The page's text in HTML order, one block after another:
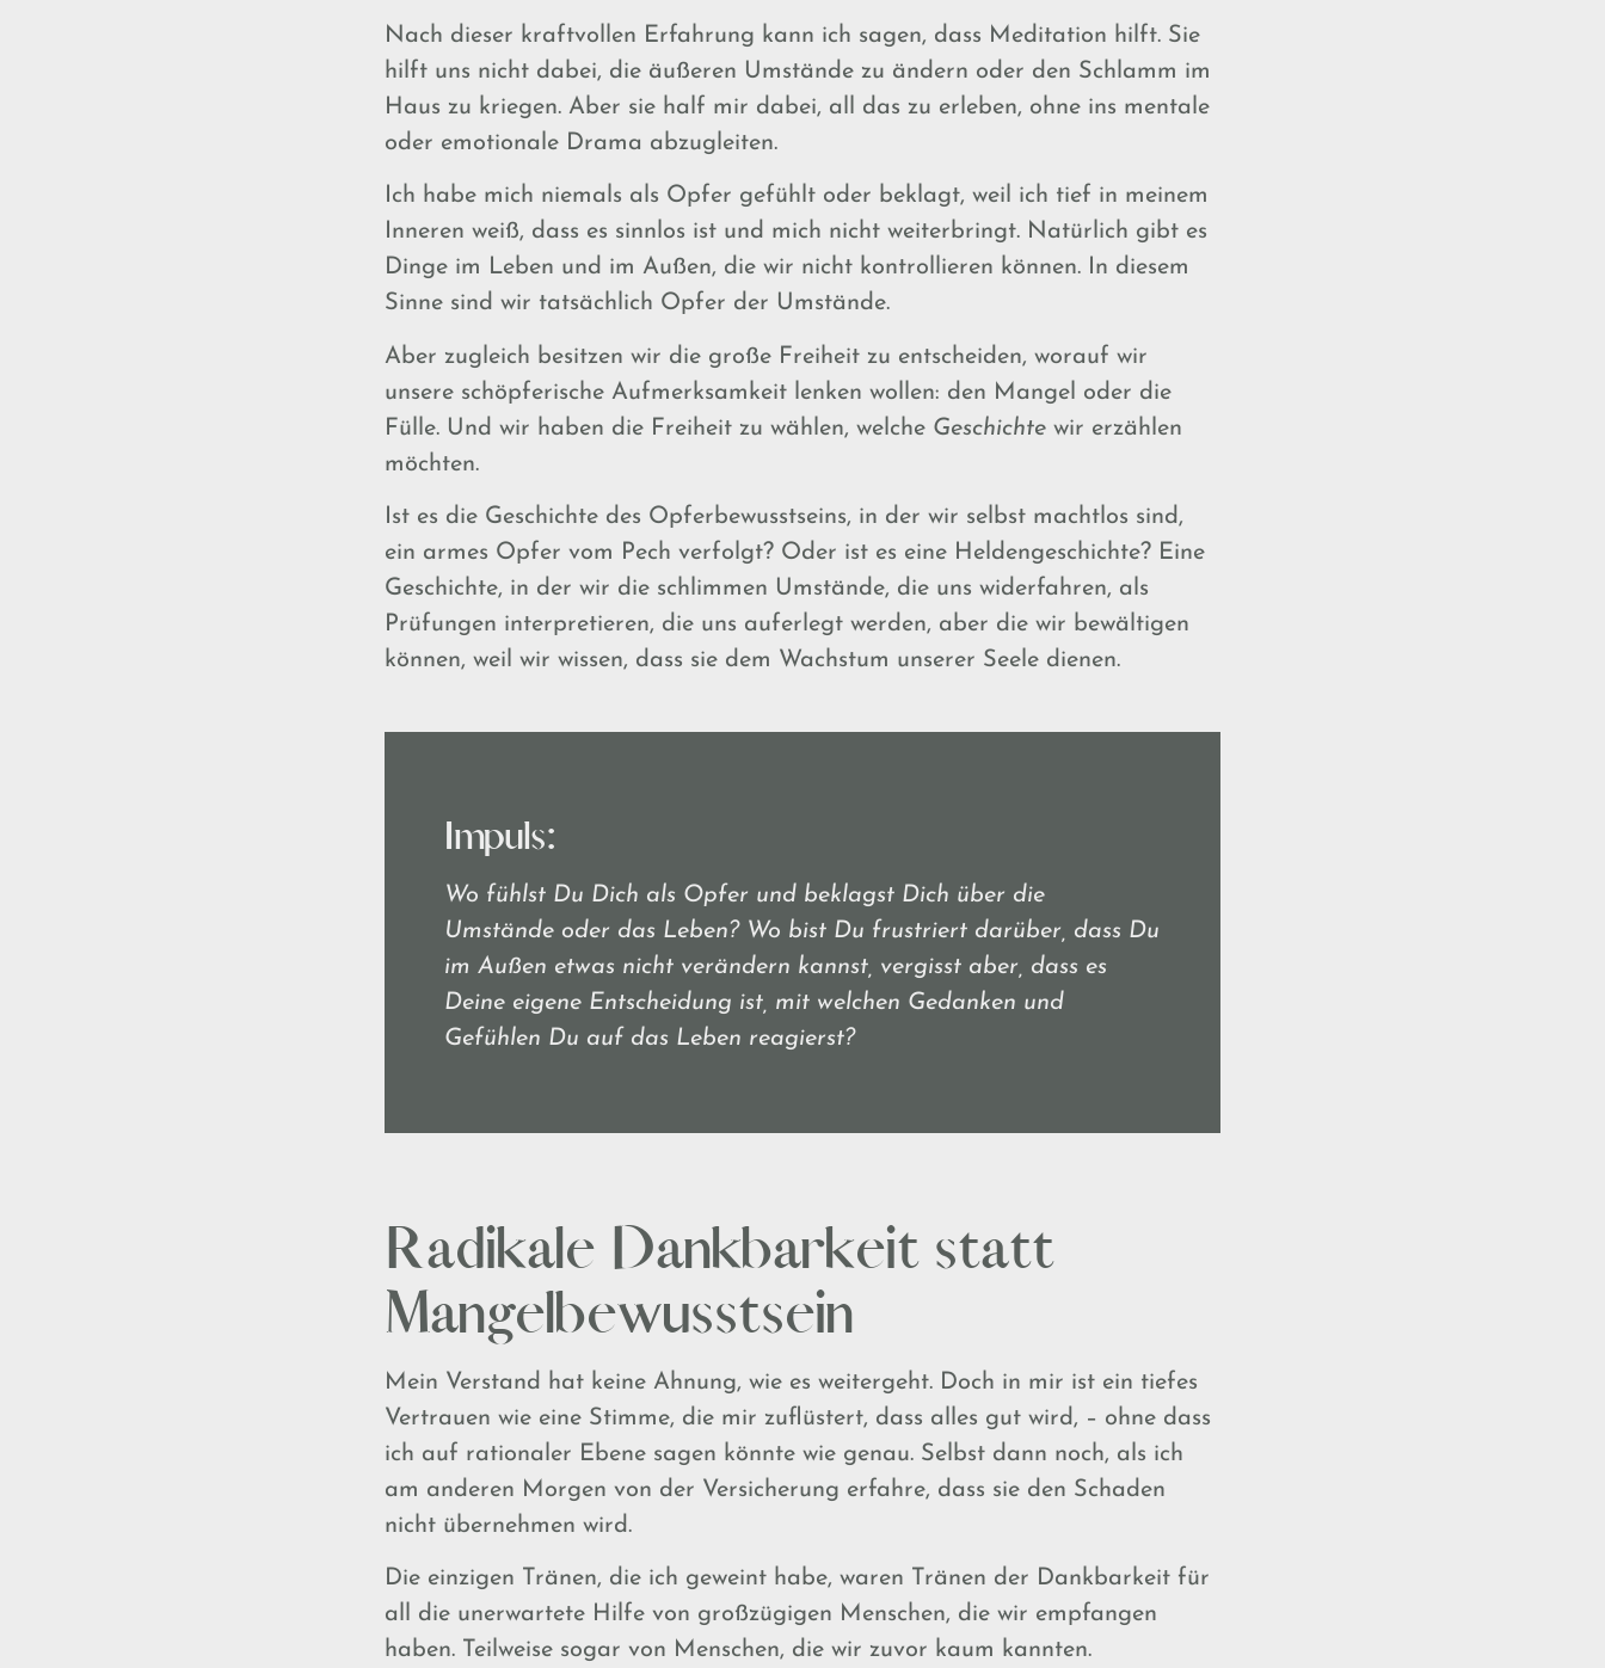
Nach dieser kraftvollen Erfahrung kann ich sagen, dass Meditation hilft. Sie
hilft uns nicht dabei, die äußeren Umstände zu ändern oder den Schlamm im
Haus zu kriegen. Aber sie half mir dabei, all das zu erleben, ohne ins mentale
oder emotionale Drama abzugleiten.
Ich habe mich niemals als Opfer gefühlt oder beklagt, weil ich tief in meinem
Inneren weiß, dass es sinnlos ist und mich nicht weiterbringt. Natürlich gibt es
Dinge im Leben und im Außen, die wir nicht kontrollieren können. In diesem
Sinne sind wir tatsächlich Opfer der Umstände.
Aber zugleich besitzen wir die große Freiheit zu entscheiden, worauf wir
unsere schöpferische Aufmerksamkeit lenken wollen: den Mangel oder die
Fülle. Und wir haben die Freiheit zu wählen, welche Geschichte wir erzählen
möchten.
Ist es die Geschichte des Opferbewusstseins, in der wir selbst machtlos sind,
ein armes Opfer vom Pech verfolgt? Oder ist es eine Heldengeschichte? Eine
Geschichte, in der wir die schlimmen Umstände, die uns widerfahren, als
Prüfungen interpretieren, die uns auferlegt werden, aber die wir bewältigen
können, weil wir wissen, dass sie dem Wachstum unserer Seele dienen.
Impuls:
Wo fühlst Du Dich als Opfer und beklagst Dich über die
Umstände oder das Leben? Wo bist Du frustriert darüber, dass Du
im Außen etwas nicht verändern kannst, vergisst aber, dass es
Deine eigene Entscheidung ist, mit welchen Gedanken und
Gefühlen Du auf das Leben reagierst?
Radikale Dankbarkeit statt
Mangelbewusstsein
Mein Verstand hat keine Ahnung, wie es weitergeht. Doch in mir ist ein tiefes
Vertrauen wie eine Stimme, die mir zuflüstert, dass alles gut wird, – ohne dass
ich auf rationaler Ebene sagen könnte wie genau. Selbst dann noch, als ich
am anderen Morgen von der Versicherung erfahre, dass sie den Schaden
nicht übernehmen wird.
Die einzigen Tränen, die ich geweint habe, waren Tränen der Dankbarkeit für
all die unerwartete Hilfe von großzügigen Menschen, die wir empfangen
haben. Teilweise sogar von Menschen, die wir zuvor kaum kannten.